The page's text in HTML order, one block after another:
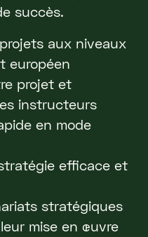
succès.
aux niveaux
européen
projet et
instructeurs
en mode
efficace et
stratégiques
mise en œuvre